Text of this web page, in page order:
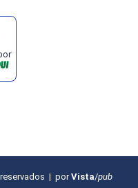
| porVista/pub